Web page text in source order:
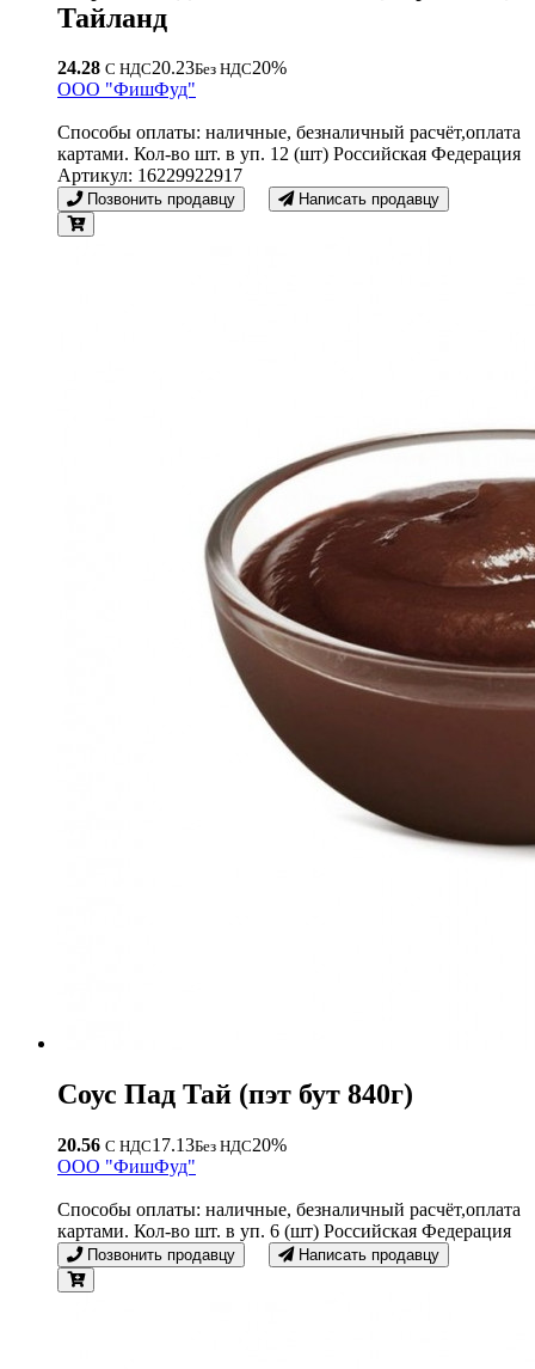
Тайланд
24.28 С НДС20.23Без НДС20%
OOO "ФишФуд"
Способы оплаты: наличные, безналичный расчёт,оплата
картами. Кол-во шт. в уп. 12 (шт) Российская Федерация
Артикул: 16229922917
Позвонить продавцу Написать продавцу
Соус Пад Тай (пэт бут 840г)
20.56 С НДС17.13Без НДС20%
OOO "ФишФуд"
Способы оплаты: наличные, безналичный расчёт,оплата
картами. Кол-во шт. в уп. 6 (шт) Российская Федерация
Позвонить продавцу Написать продавцу